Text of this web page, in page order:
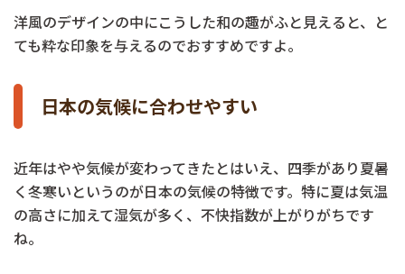
洋風のデザインの中にこうした和の趣がふと見えると、と
ても粋な印象を与えるのでおすすめですよ。
日本の気候に合わせやすい
近年はやや気候が変わってきたとはいえ、四季があり夏暑
く冬寒いというのが日本の気候の特徴です。特に夏は気温
の高さに加えて湿気が多く、不快指数が上がりがちです
ね。